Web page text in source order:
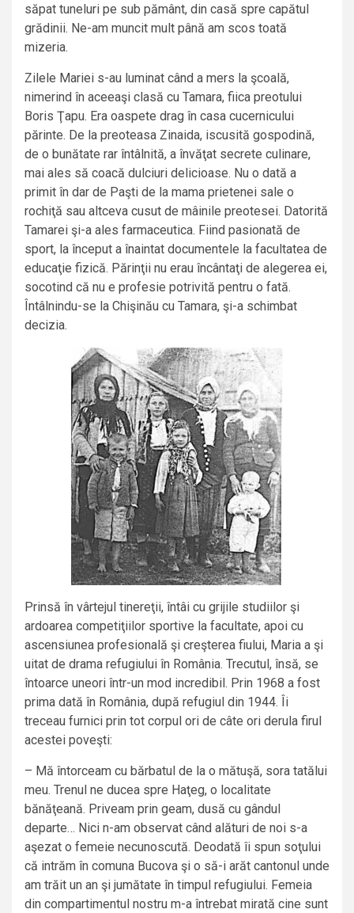
săpat tuneluri pe sub pământ, din casă spre capătul
grădinii. Ne-am muncit mult până am scos toată
mizeria.
Zilele Mariei s-au luminat când a mers la şcoală,
nimerind în aceeaşi clasă cu Tamara, fiica preotului
Boris Ţapu. Era oaspete drag în casa cucernicului
părinte. De la preoteasa Zinaida, iscusită gospodină,
de o bunătate rar întâlnită, a învăţat secrete culinare,
mai ales să coacă dulciuri delicioase. Nu o dată a
primit în dar de Paşti de la mama prietenei sale o
rochiţă sau altceva cusut de mâinile preotesei. Datorită
Tamarei şi-a ales farmaceutica. Fiind pasionată de
sport, la început a înaintat documentele la facultatea de
educaţie fizică. Părinţii nu erau încântaţi de alegerea ei,
socotind că nu e profesie potrivită pentru o fată.
Întâlnindu-se la Chişinău cu Tamara, şi-a schimbat
decizia.
Prinsă în vârtejul tinereţii, întâi cu grijile studiilor şi
ardoarea competiţiilor sportive la facultate, apoi cu
ascensiunea profesională şi creşterea fiului, Maria a şi
uitat de drama refugiului în România. Trecutul, însă, se
întoarce uneori într-un mod incredibil. Prin 1968 a fost
prima dată în România, după refugiul din 1944. Îi
treceau furnici prin tot corpul ori de câte ori derula firul
acestei poveşti:
– Mă întorceam cu bărbatul de la o mătuşă, sora tatălui
meu. Trenul ne ducea spre Haţeg, o localitate
bănăţeană. Priveam prin geam, dusă cu gândul
departe… Nici n-am observat când alături de noi s-a
aşezat o femeie necunoscută. Deodată îi spun soţului
că intrăm în comuna Bucova şi o să-i arăt cantonul unde
am trăit un an şi jumătate în timpul refugiului. Femeia
din compartimentul nostru m-a întrebat mirată cine sunt